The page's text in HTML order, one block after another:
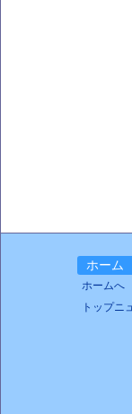
ホーム
ホームへ
トップニ